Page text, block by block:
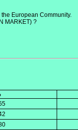
European Community.
MARKET) ?